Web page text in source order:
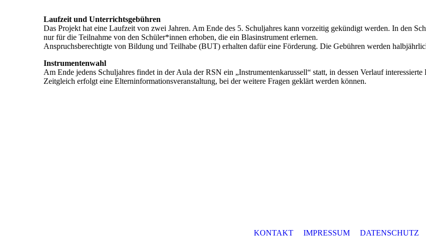
Laufzeit und Unterrichtsgebühren
Das Projekt hat eine Laufzeit von zwei Jahren. Am Ende des 5. Schuljahres kann vorzeitig gekündigt werden. In den
nur für die Teilnahme von den Schüler*innen erhoben, die ein Blasinstrument erlernen.
Anspruchsberechtigte von Bildung und Teilhabe (BUT) erhalten dafür eine Förderung. Die Gebühren werden
Instrumentenwahl
Am Ende jedens Schuljahres findet in der Aula der RSN ein „Instrumentenkarussell“ statt, in dessen Verlauf
Zeitgleich erfolgt eine Elterninformationsveranstaltung, bei der weitere Fragen geklärt werden können.
KONTAKT IMPRESSUM DATENSCHUTZ